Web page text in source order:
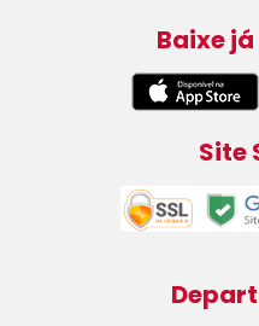
Baixe já
Site